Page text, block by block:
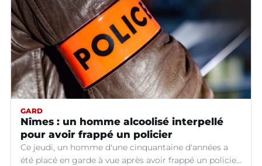
GARD
Nîmes : un homme alcoolisé interpellé
pour avoir frappé un policier
Ce jeudi, un homme d'une cinquantaine d'années a
été placé en garde à vue après avoir frappé un policier